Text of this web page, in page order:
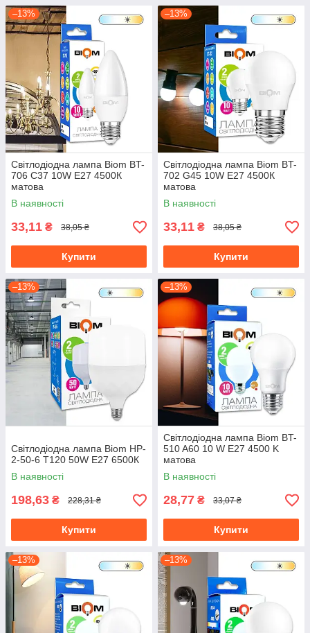
–13%
Світлодіодна лампа Biom BT-
706 C37 10W E27 4500К
матова
В наявності
33,11 ₴ 38,05 ₴
Купити
–13%
Світлодіодна лампа Biom BT-
702 G45 10W E27 4500К
матова
В наявності
33,11 ₴ 38,05 ₴
Купити
–13%
Світлодіодна лампа Biom HP-
2-50-6 T120 50W E27 6500К
В наявності
198,63 ₴ 228,31 ₴
Купити
–13%
Світлодіодна лампа Biom BT-
510 A60 10 W E27 4500 K
матова
В наявності
28,77 ₴ 33,07 ₴
Купити
–13% –13%